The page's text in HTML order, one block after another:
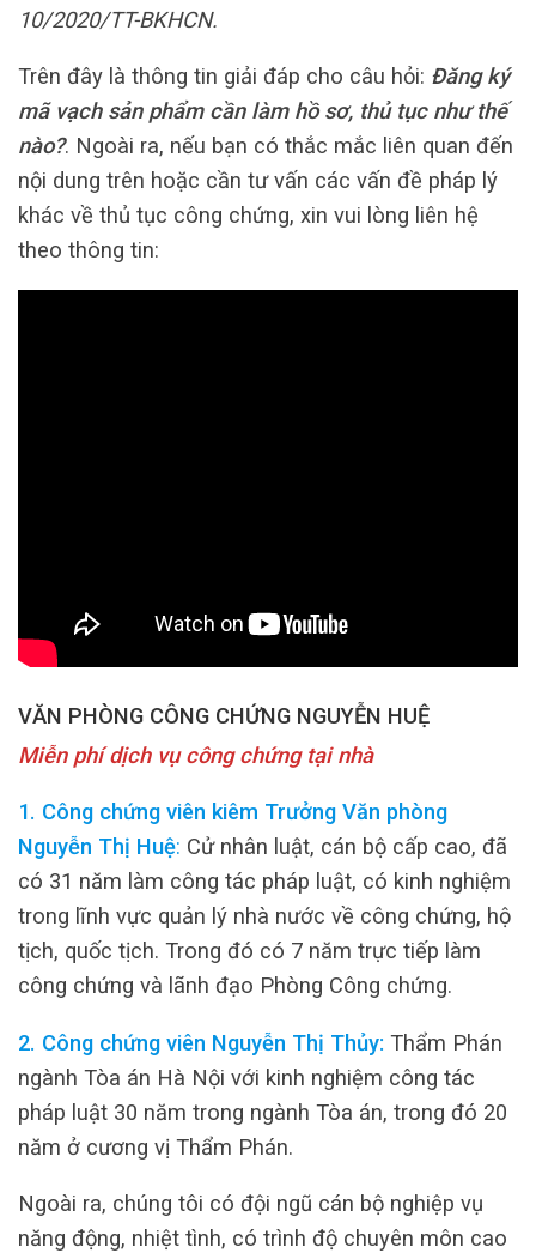
10/2020/TT-BKHCN.
Trên đây là thông tin giải đáp cho câu hỏi: Đăng ký
mã vạch sản phẩm cần làm hồ sơ, thủ tục như thế
nào?. Ngoài ra, nếu bạn có thắc mắc liên quan đến
nội dung trên hoặc cần tư vấn các vấn đề pháp lý
khác về thủ tục công chứng, xin vui lòng liên hệ
theo thông tin:
VĂN PHÒNG CÔNG CHỨNG NGUYỄN HUỆ
Miễn phí dịch vụ công chứng tại nhà
1. Công chứng viên kiêm Trưởng Văn phòng
Nguyễn Thị Huệ: Cử nhân luật, cán bộ cấp cao, đã
có 31 năm làm công tác pháp luật, có kinh nghiệm
trong lĩnh vực quản lý nhà nước về công chứng, hộ
tịch, quốc tịch. Trong đó có 7 năm trực tiếp làm
công chứng và lãnh đạo Phòng Công chứng.
2. Công chứng viên Nguyễn Thị Thủy: Thẩm Phán
ngành Tòa án Hà Nội với kinh nghiệm công tác
pháp luật 30 năm trong ngành Tòa án, trong đó 20
năm ở cương vị Thẩm Phán.
Ngoài ra, chúng tôi có đội ngũ cán bộ nghiệp vụ
năng động, nhiệt tình, có trình độ chuyên môn cao